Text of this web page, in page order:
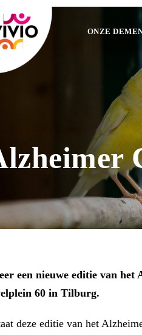
ONZE
een nieuwe editie van het
60 in Tilburg.
deze editie van het